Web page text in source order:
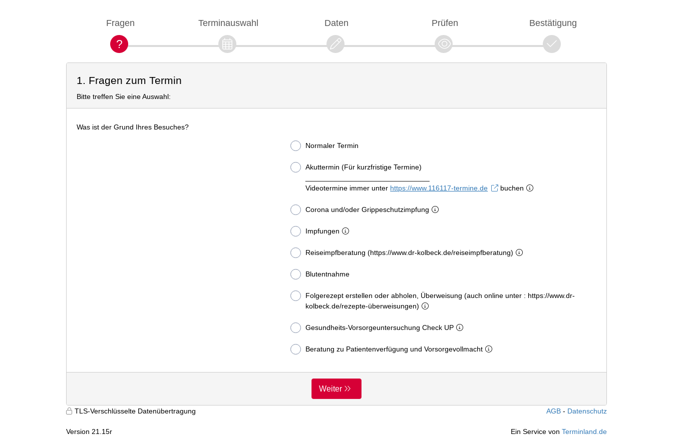
Fragen Terminauswahl Daten Prüfen Bestätigung
1. Fragen zum Termin
Bitte treffen Sie eine Auswahl:
Was ist der Grund Ihres Besuches?
Normaler Termin
Akuttermin (Für kurzfristige Termine)
Videotermine immer unter https://www.116117-termine.de buchen
Corona und/oder Grippeschutzimpfung
Impfungen
Reiseimpfberatung (https://www.dr-kolbeck.de/reiseimpfberatung)
Blutentnahme
Folgerezept erstellen oder abholen, Überweisung (auch online unter : https://www.dr-
kolbeck.de/rezepte-überweisungen)
Gesundheits-Vorsorgeuntersuchung Check UP
Beratung zu Patientenverfügung und Vorsorgevollmacht
Weiter
TLS-Verschlüsselte Datenübertragung AGB Datenschutz
Version 21.15r Ein Service von Terminland.de